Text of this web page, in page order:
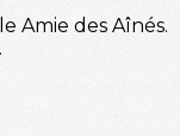
Amie des Aînés.